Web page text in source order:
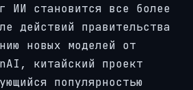
ИИ становится все более
действий правительства
новых моделей от
китайский проект
популярностью